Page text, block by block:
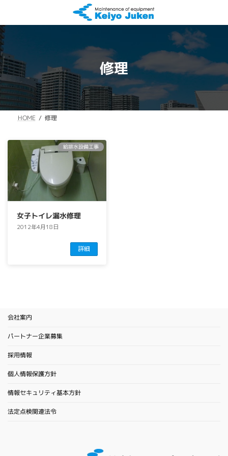
テ
ン
ツ
へ
ス
キ
ッ
プ
ゲ
ー
シ
ョ
ン
に
移
動
修理
HOME 修理
給排水設備工事
女子トイレ漏水修理
2012年4月18日
詳細
会社案内
パートナー企業募集
採用情報
個人情報保護方針
情報セキュリティ基本方針
法定点検関連法令